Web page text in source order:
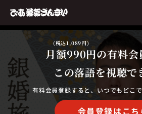
月額990円
(税込1,089円)
の有料会
この落語を視聴で
有料会員登録すると、いつでもどこ
会員登録はこち